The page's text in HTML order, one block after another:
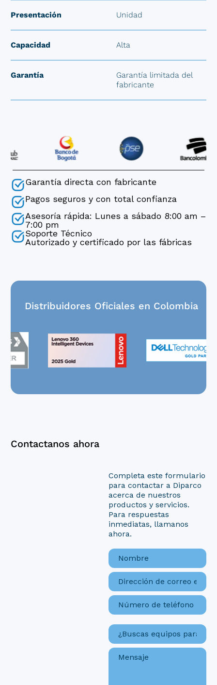
Presentación Unidad
Capacidad Alta
Garantía
Garantía limitada del
fabricante
Garantía directa con fabricante
Pagos seguros y con total confianza
Asesoría rápida: Lunes a sábado 8:00 am –
7:00 pm
Soporte Técnico
Autorizado y certificado por las fábricas
Distribuidores Oficiales en Colombia
Contactanos ahora
Completa este formulario
para contactar a Diparco
acerca de nuestros
productos y servicios.
Para respuestas
inmediatas, llamanos
ahora.